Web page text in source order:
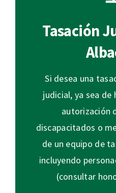
Tasación
Si desea una
judicial, ya sea de
autorización
discapacitados o
de un equipo de
incluyendo
(consultar